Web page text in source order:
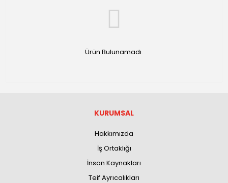
Ürün Bulunamadı.
KURUMSAL
Hakkımızda
İş Ortaklığı
İnsan Kaynakları
Teif Ayrıcalıkları